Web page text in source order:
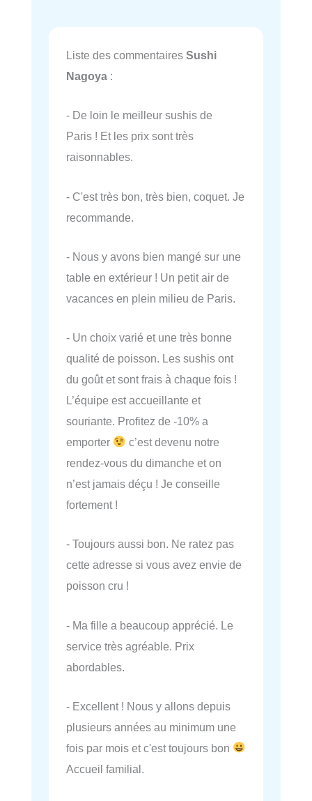
Liste des commentaires Sushi
Nagoya :
- De loin le meilleur sushis de
Paris ! Et les prix sont très
raisonnables.
- C'est très bon, très bien, coquet. Je
recommande.
- Nous y avons bien mangé sur une
table en extérieur ! Un petit air de
vacances en plein milieu de Paris.
- Un choix varié et une très bonne
qualité de poisson. Les sushis ont
du goût et sont frais à chaque fois !
L’équipe est accueillante et
souriante. Profitez de -10% a
emporter
c’est devenu notre
rendez-vous du dimanche et on
n’est jamais déçu ! Je conseille
fortement !
- Toujours aussi bon. Ne ratez pas
cette adresse si vous avez envie de
poisson cru !
- Ma fille a beaucoup apprécié. Le
service très agréable. Prix
abordables.
- Excellent ! Nous y allons depuis
plusieurs années au minimum une
fois par mois et c'est toujours bon
Accueil familial.